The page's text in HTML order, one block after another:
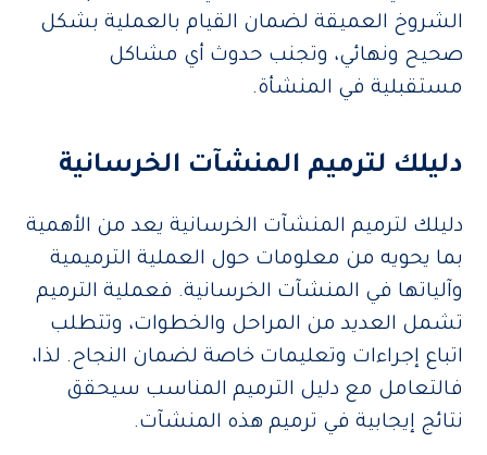
الشروخ العميقة لضمان القيام بالعملية بشكل
صحيح ونهائي، وتجنب حدوث أي مشاكل
مستقبلية في المنشأة.
دليلك لترميم المنشآت الخرسانية
دليلك لترميم المنشآت الخرسانية يعد من الأهمية
بما يحويه من معلومات حول العملية الترميمية
وآلياتها في المنشآت الخرسانية. فعملية الترميم
تشمل العديد من المراحل والخطوات، وتتطلب
اتباع إجراءات وتعليمات خاصة لضمان النجاح. لذا،
فالتعامل مع دليل الترميم المناسب سيحقق
نتائج إيجابية في ترميم هذه المنشآت.